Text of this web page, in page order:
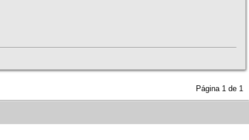
Página 1 de 1